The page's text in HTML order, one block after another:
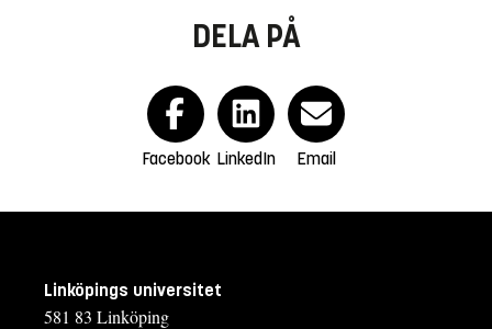
DELA PÅ
Facebook LinkedIn Email
Linköpings universitet
581 83 Linköping